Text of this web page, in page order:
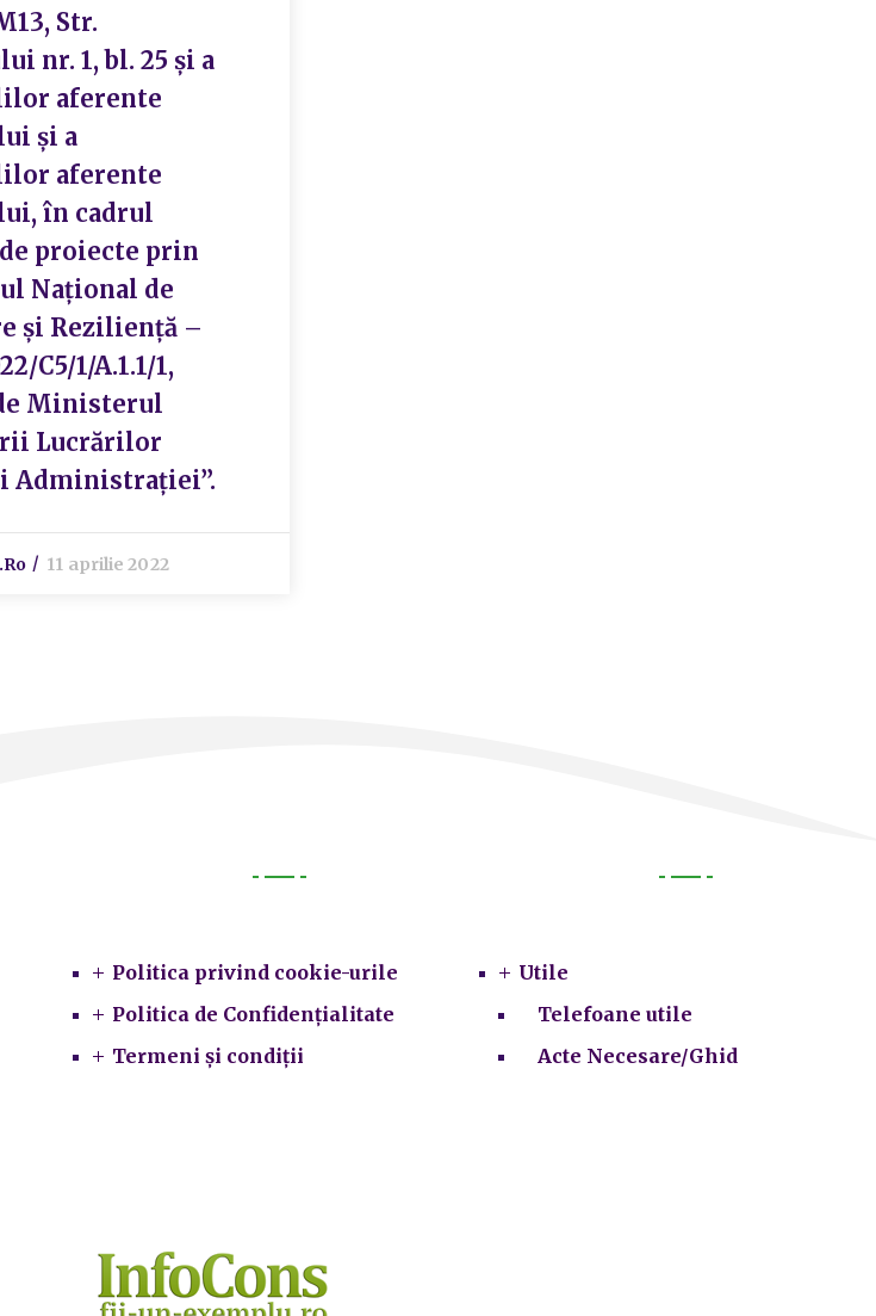
Str.
nr. 1, bl. 25 și a
aferente
și a
aferente
în cadrul
proiecte prin
Național de
și Reziliență –
C5/1/A.1.1/1,
Ministerul
Lucrărilor
Administrației”.
11 aprilie 2022
Politica privind cookie-urile
Politica de Confidențialitate
Termeni și condiții
Utile
Telefoane utile
Acte Necesare/Ghid